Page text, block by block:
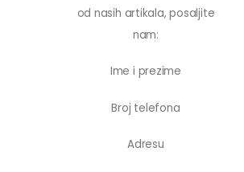
od nasih artikala, posaljite
nam:
Ime i prezime
Broj telefona
Adresu